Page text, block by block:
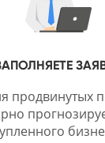
продвинутых